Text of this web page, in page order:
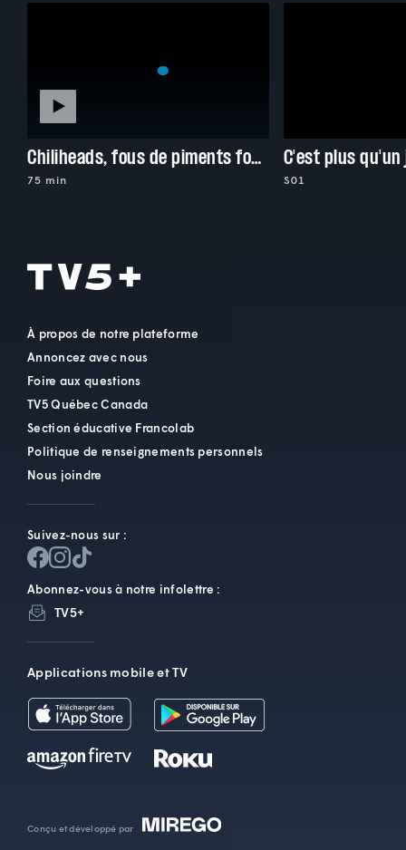
Chiliheads, fous de piments forts
75 min
C'est plus
S01
À propos de notre plateforme
Annoncez avec nous
Foire aux questions
TV5 Québec Canada
Section éducative Francolab
Politique de renseignements personnels
Nous joindre
Suivez-nous sur :
Abonnez-vous à notre infolettre :
TV5+
Applications mobile et TV
Conçu et développé par